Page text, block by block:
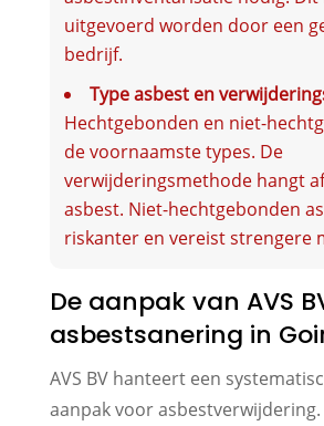
uitgevoerd worden door een
bedrijf.
Type asbest en
Hechtgebonden en niet-
de voornaamste types. De
verwijderingsmethode hangt
asbest. Niet-hechtgebonden
riskanter en vereist strengere
De aanpak van AVS
asbestsanering in
AVS BV hanteert een
aanpak voor asbestverwijdering.